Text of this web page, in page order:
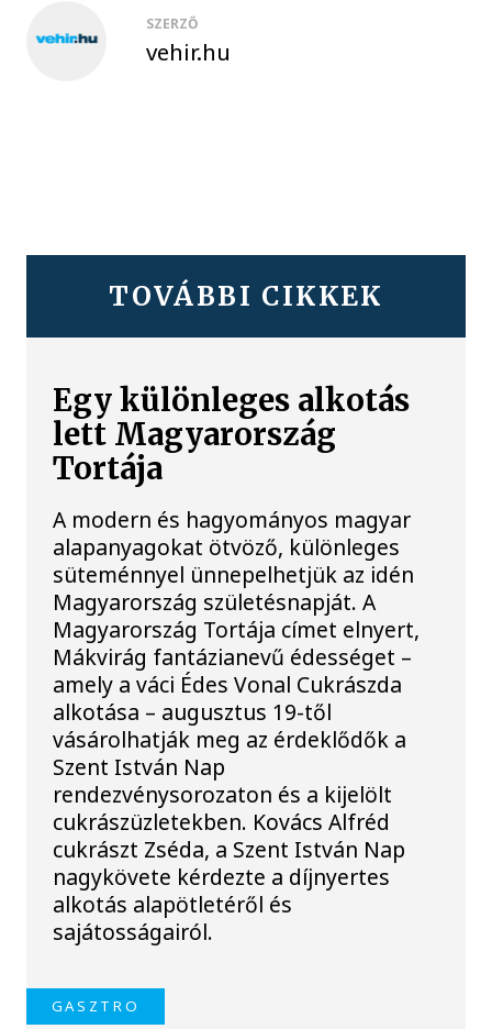
SZERZŐ
vehir.hu
TOVÁBBI CIKKEK
Egy különleges alkotás
lett Magyarország
Tortája
A modern és hagyományos magyar
alapanyagokat ötvöző, különleges
süteménnyel ünnepelhetjük az idén
Magyarország születésnapját. A
Magyarország Tortája címet elnyert,
Mákvirág fantázianevű édességet –
amely a váci Édes Vonal Cukrászda
alkotása – augusztus 19-től
vásárolhatják meg az érdeklődők a
Szent István Nap
rendezvénysorozaton és a kijelölt
cukrászüzletekben. Kovács Alfréd
cukrászt Zséda, a Szent István Nap
nagykövete kérdezte a díjnyertes
alkotás alapötletéről és
sajátosságairól.
GASZTRO